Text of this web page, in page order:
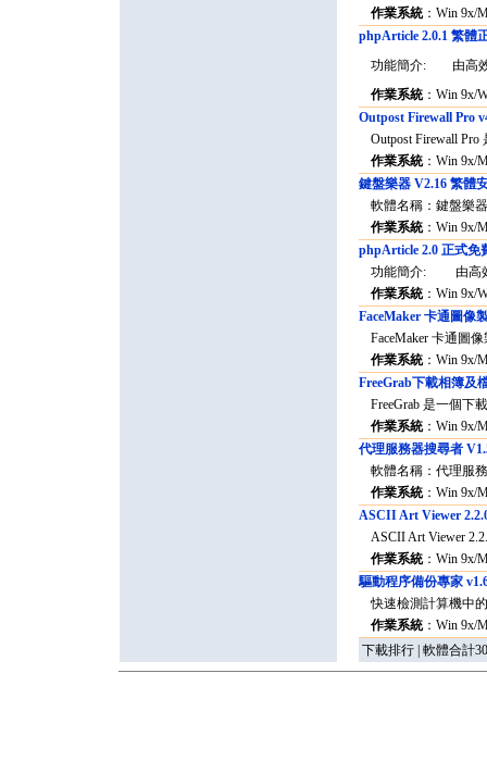
作業系統：Win 9x/
phpArticle 2.0.1 繁體
功能簡介: 由高效
作業系統：Win 9x/
Outpost Firewall Pro
Outpost Firewall
作業系統：Win 9x/
鍵盤樂器 V2.16 繁體
軟體名稱：鍵盤樂
作業系統：Win 9x/
phpArticle 2.0 正式免
功能簡介: 由高效
作業系統：Win 9x/
FaceMaker 卡通圖像
FaceMaker 卡通
作業系統：Win 9x/
FreeGrab下載相簿及
FreeGrab 是一個下
作業系統：Win 9x/
代理服務器搜尋者
軟體名稱：代理
作業系統：Win 9x/
ASCII Art Viewer
ASCII Art Viewer
作業系統：Win 9x/
驅動程序備份專家
快速檢測計算機中
作業系統：Win 9x/
下載排行 | 軟體合